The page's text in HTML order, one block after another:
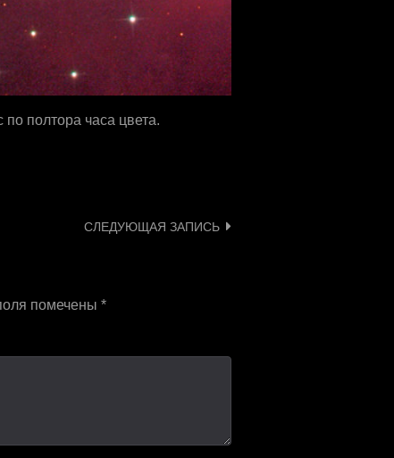
полтора часа цвета.
СЛЕДУЮЩАЯ ЗАПИСЬ
помечены *